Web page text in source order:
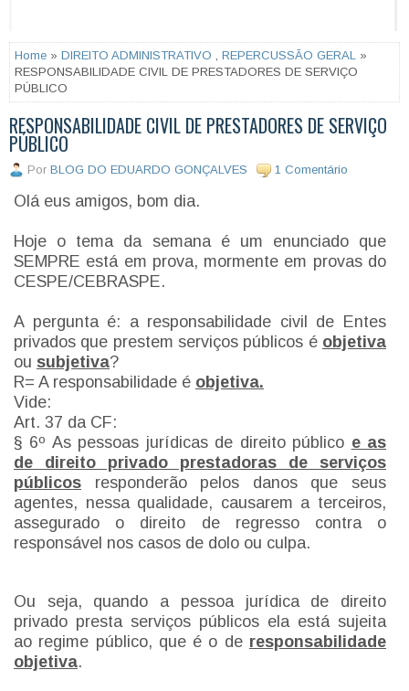
Home » DIREITO ADMINISTRATIVO REPERCUSSÃO GERAL
»
RESPONSABILIDADE CIVIL DE PRESTADORES DE SERVIÇO
PÚBLICO
RESPONSABILIDADE CIVIL DE PRESTADORES DE SERVIÇO
PÚBLICO
Por BLOG DO EDUARDO GONÇALVES 1 Comentário
Olá eus amigos, bom dia.
Hoje o tema da semana é um enunciado que
SEMPRE está em prova, mormente em provas do
CESPE/CEBRASPE.
A pergunta é: a responsabilidade civil de Entes
privados que prestem serviços públicos é objetiva
ou subjetiva?
R= A responsabilidade é objetiva.
Vide:
Art. 37 da CF:
§ 6º As pessoas jurídicas de direito público e as
de direito privado prestadoras de serviços
públicos responderão pelos danos que seus
agentes, nessa qualidade, causarem a terceiros,
assegurado o direito de regresso contra o
responsável nos casos de dolo ou culpa.
Ou seja, quando a pessoa jurídica de direito
privado presta serviços públicos ela está sujeita
ao regime público, que é o de responsabilidade
objetiva.